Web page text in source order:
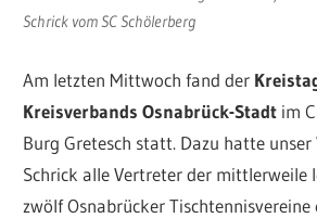
Schrick vom SC Schölerberg
Am letzten Mittwoch fand der
Kreisverbands Osnabrück-Stadt im
Burg Gretesch statt. Dazu hatte unser
Schrick alle Vertreter der mittlerweile
zwölf Osnabrücker Tischtennisvereine